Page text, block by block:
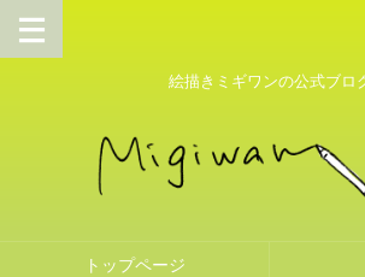
絵描きミギワンの公式ブロ
トップページ